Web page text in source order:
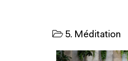
5. Méditation